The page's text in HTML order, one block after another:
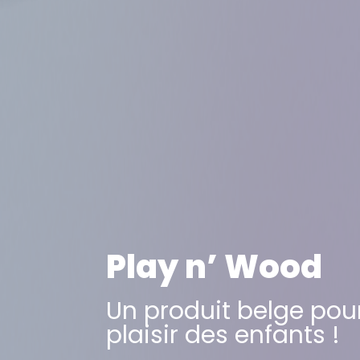
Play n’ Wood
Un produit belge
plaisir des enfants !